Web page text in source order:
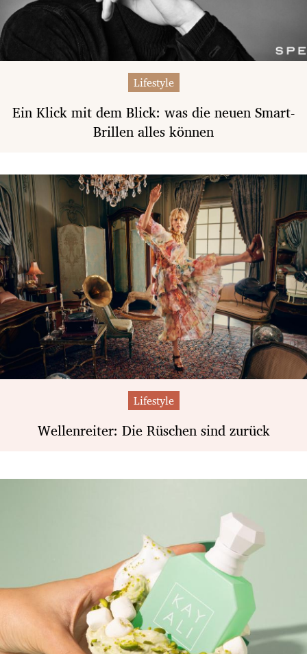
Lifestyle
Ein Klick mit dem Blick: was die neuen Smart-
Brillen alles können
Lifestyle
Wellenreiter: Die Rüschen sind zurück